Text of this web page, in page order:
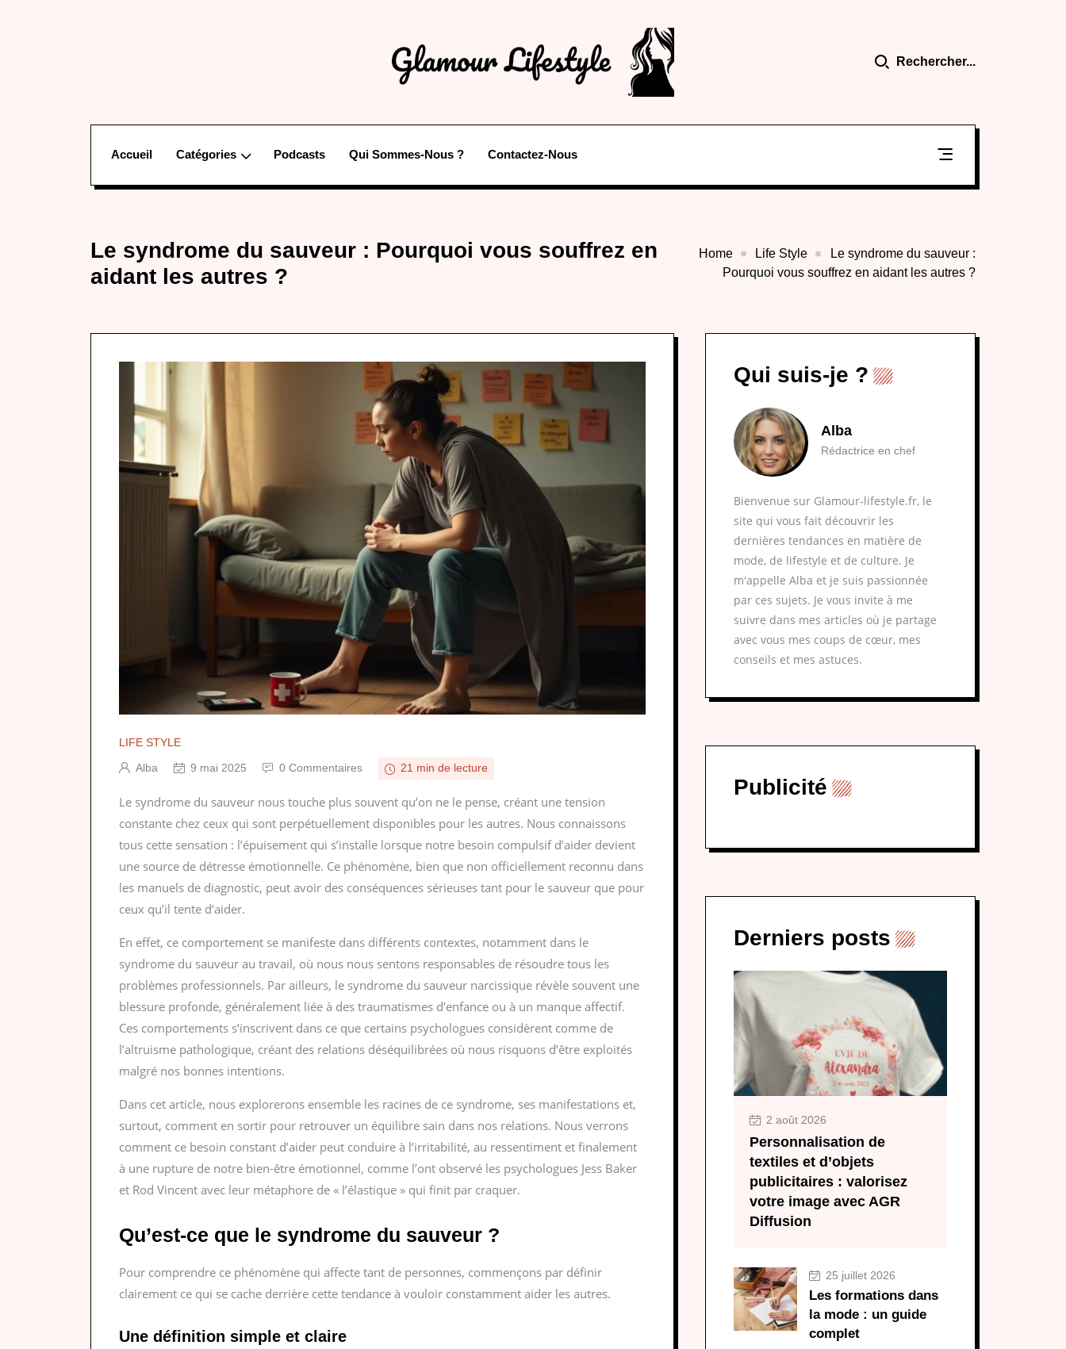
Rechercher...
Accueil Catégories Podcasts Qui Sommes-Nous ? Contactez-Nous
Le syndrome du sauveur : Pourquoi vous souffrez en
aidant les autres ?
Home Life Style
Le syndrome du sauveur :
Pourquoi vous souffrez en aidant les autres ?
LIFE STYLE
Alba
9 mai 2025 0 Commentaires 21 min de lecture
Le syndrome du sauveur nous touche plus souvent qu’on ne le pense, créant une tension
constante chez ceux qui sont perpétuellement disponibles pour les autres. Nous connaissons
tous cette sensation : l’épuisement qui s’installe lorsque notre besoin compulsif d’aider devient
une source de détresse émotionnelle. Ce phénomène, bien que non officiellement reconnu dans
les manuels de diagnostic, peut avoir des conséquences sérieuses tant pour le sauveur que pour
ceux qu’il tente d’aider.
En effet, ce comportement se manifeste dans différents contextes, notamment dans le
syndrome du sauveur au travail, où nous nous sentons responsables de résoudre tous les
problèmes professionnels. Par ailleurs, le syndrome du sauveur narcissique révèle souvent une
blessure profonde, généralement liée à des traumatismes d’enfance ou à un manque affectif.
Ces comportements s’inscrivent dans ce que certains psychologues considèrent comme de
l’altruisme pathologique, créant des relations déséquilibrées où nous risquons d’être exploités
malgré nos bonnes intentions.
Dans cet article, nous explorerons ensemble les racines de ce syndrome, ses manifestations et,
surtout, comment en sortir pour retrouver un équilibre sain dans nos relations. Nous verrons
comment ce besoin constant d’aider peut conduire à l’irritabilité, au ressentiment et finalement
à une rupture de notre bien-être émotionnel, comme l’ont observé les psychologues Jess Baker
et Rod Vincent avec leur métaphore de « l’élastique » qui finit par craquer.
Qu’est-ce que le syndrome du sauveur ?
Pour comprendre ce phénomène qui affecte tant de personnes, commençons par définir
clairement ce qui se cache derrière cette tendance à vouloir constamment aider les autres.
Une définition simple et claire
Qui suis-je ?
Alba
Rédactrice en chef
Bienvenue sur Glamour-lifestyle.fr, le
site qui vous fait découvrir les
dernières tendances en matière de
mode, de lifestyle et de culture. Je
m'appelle Alba et je suis passionnée
par ces sujets. Je vous invite à me
suivre dans mes articles où je partage
avec vous mes coups de cœur, mes
conseils et mes astuces.
Publicité
Derniers posts
2 août 2026
Personnalisation de
textiles et d’objets
publicitaires : valorisez
votre image avec AGR
Diffusion
25 juillet 2026
Les formations dans
la mode : un guide
complet